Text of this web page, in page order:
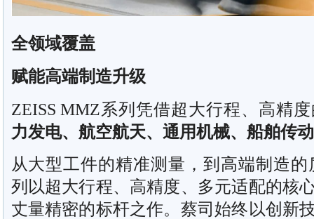
全领域覆盖
赋能高端制造升级
ZEISS MMZ系列凭借超大行程、高精
力发电、航空航天、通用机械、船舶传动
从大型工件的精准测量，到高端制造的
列以超大行程、高精度、多元适配的核
丈量精密的标杆之作。蔡司始终以创新